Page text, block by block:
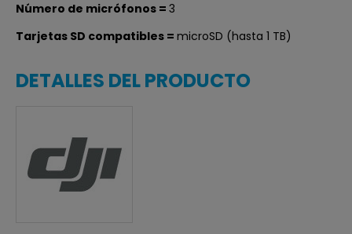
Número de micrófonos = 3
Tarjetas SD compatibles = microSD (hasta 1 TB)
DETALLES DEL PRODUCTO